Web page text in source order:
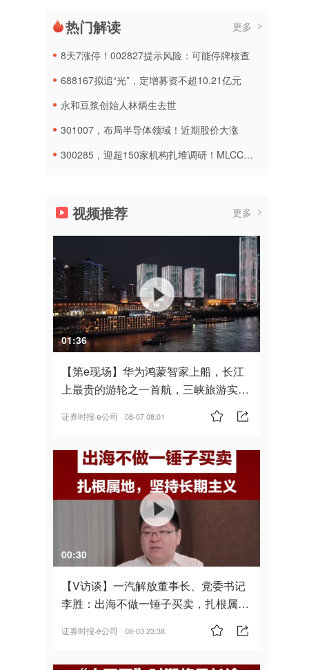
热门解读 更多
8天7涨停！002827提示风险：可能停牌核查
688167拟追“光”，定增募资不超10.21亿元
永和豆浆创始人林炳生去世
301007，布局半导体领域！近期股价大涨
300285，迎超150家机构扎堆调研！MLCC概念热度再燃
视频推荐 更多
01:36
【第e现场】华为鸿蒙智家上船，长江
上最贵的游轮之一首航，三峡旅游实
证券时报·e公司 08-07 08:01
00:30
【V访谈】一汽解放董事长、党委书记
李胜：出海不做一锤子买卖，扎根属
证券时报·e公司 08-03 23:38